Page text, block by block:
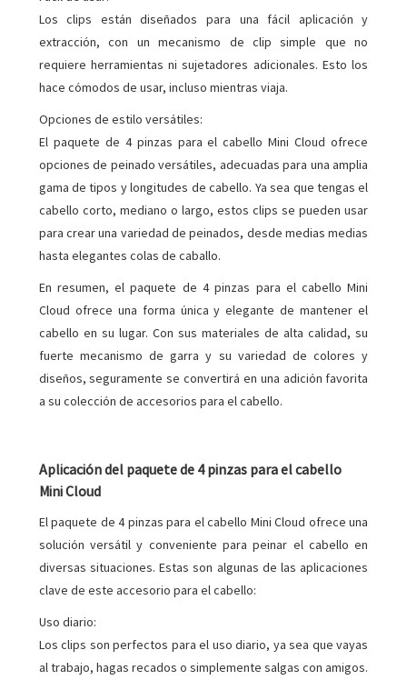
Los clips están diseñados para una fácil aplicación y
extracción, con un mecanismo de clip simple que no
requiere herramientas ni sujetadores adicionales. Esto los
hace cómodos de usar, incluso mientras viaja.
Opciones de estilo versátiles:
El paquete de 4 pinzas para el cabello Mini Cloud ofrece
opciones de peinado versátiles, adecuadas para una amplia
gama de tipos y longitudes de cabello. Ya sea que tengas el
cabello corto, mediano o largo, estos clips se pueden usar
para crear una variedad de peinados, desde medias medias
hasta elegantes colas de caballo.
En resumen, el paquete de 4 pinzas para el cabello Mini
Cloud ofrece una forma única y elegante de mantener el
cabello en su lugar. Con sus materiales de alta calidad, su
fuerte mecanismo de garra y su variedad de colores y
diseños, seguramente se convertirá en una adición favorita
a su colección de accesorios para el cabello.
Aplicación del paquete de 4 pinzas para el cabello
Mini Cloud
El paquete de 4 pinzas para el cabello Mini Cloud ofrece una
solución versátil y conveniente para peinar el cabello en
diversas situaciones. Estas son algunas de las aplicaciones
clave de este accesorio para el cabello:
Uso diario:
Los clips son perfectos para el uso diario, ya sea que vayas
al trabajo, hagas recados o simplemente salgas con amigos.